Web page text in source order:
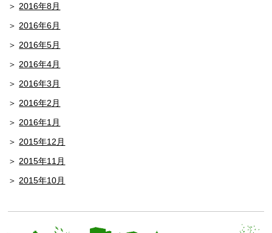
2016年8月
2016年6月
2016年5月
2016年4月
2016年3月
2016年2月
2016年1月
2015年12月
2015年11月
2015年10月